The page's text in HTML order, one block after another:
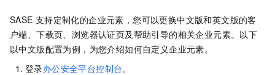
SASE 支持定制化的企业元素，您可以更换中文版和英文版的客
户端、下载页、浏览器认证页及帮助引导的相关企业元素。以下
以中文版配置为例，为您介绍如何自定义企业元素。
登录办公安全平台控制台。